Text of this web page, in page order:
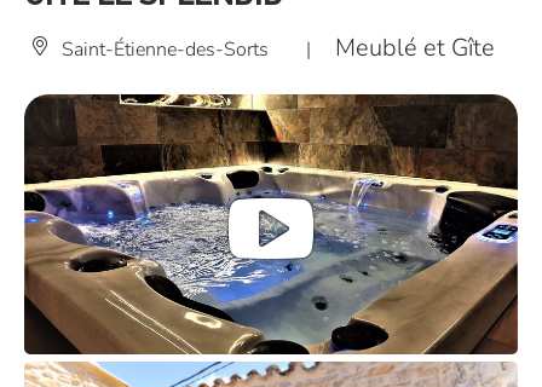
Saint-Étienne-des-Sorts | Meublé et Gîte